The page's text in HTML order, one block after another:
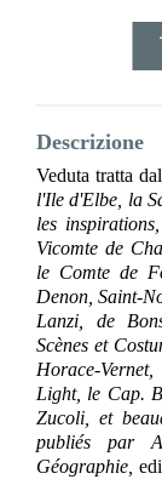
Descrizione
Veduta tratta
l'Ile d'Elbe, la
les
Vicomte de
le Comte de
Denon, Saint-
Lanzi, de
Scènes et
Horace-
Light, le Cap.
Zucoli, et
publiés par
Géographie,